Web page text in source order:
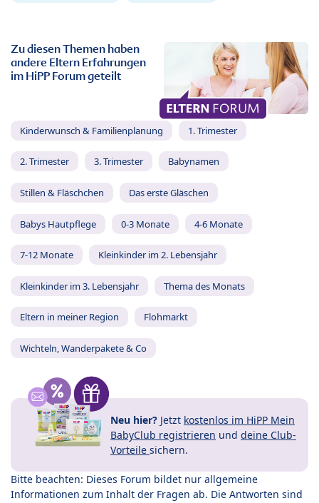
Zu diesen Themen haben
andere Eltern Erfahrungen
im HiPP Forum geteilt
Kinderwunsch & Familienplanung 1. Trimester
2. Trimester 3. Trimester Babynamen
Stillen & Fläschchen Das erste Gläschen
Babys Hautpflege 0-3 Monate 4-6 Monate
7-12 Monate Kleinkinder im 2. Lebensjahr
Kleinkinder im 3. Lebensjahr Thema des Monats
Eltern in meiner Region Flohmarkt
Wichteln, Wanderpakete & Co
Neu hier? Jetzt kostenlos im HiPP Mein
BabyClub registrieren und deine Club-
Vorteile sichern.
Bitte beachten: Dieses Forum bildet nur allgemeine
Informationen zum Inhalt der Fragen ab. Die Antworten sind